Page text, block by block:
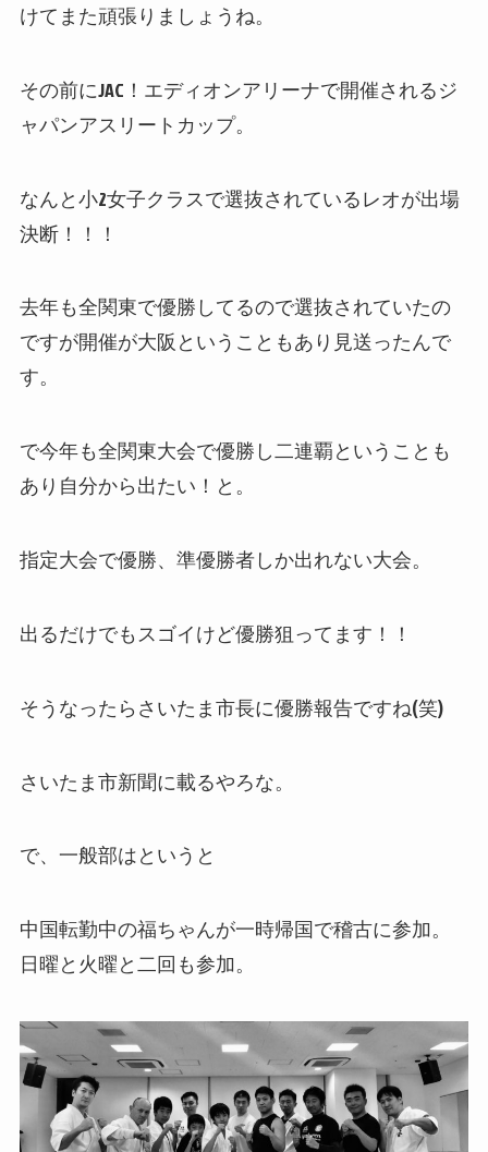
けてまた頑張りましょうね。
その前にJAC！エディオンアリーナで開催されるジ
ャパンアスリートカップ。
なんと小2女子クラスで選抜されているレオが出場
決断！！！
去年も全関東で優勝してるので選抜されていたの
ですが開催が大阪ということもあり見送ったんで
す。
で今年も全関東大会で優勝し二連覇ということも
あり自分から出たい！と。
指定大会で優勝、準優勝者しか出れない大会。
出るだけでもスゴイけど優勝狙ってます！！
そうなったらさいたま市長に優勝報告ですね(笑)
さいたま市新聞に載るやろな。
で、一般部はというと
中国転勤中の福ちゃんが一時帰国で稽古に参加。
日曜と火曜と二回も参加。